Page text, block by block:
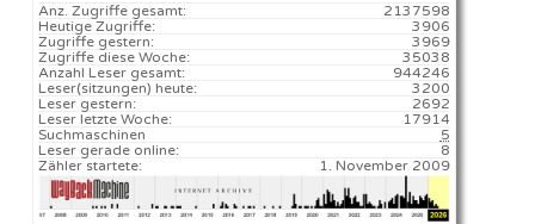
2137598
Anz. Zugriffe gesamt:
3906
Heutige Zugriffe:
3969
Zugriffe gestern:
35038
Zugriffe diese Woche:
944246
Anzahl Leser gesamt:
3200️
Leser(sitzungen) heute:
2692
Leser gestern:
17914️
Leser letzte Woche:
5
Suchmaschinen
8
Leser gerade online:
1. November 2009
Zähler startete: